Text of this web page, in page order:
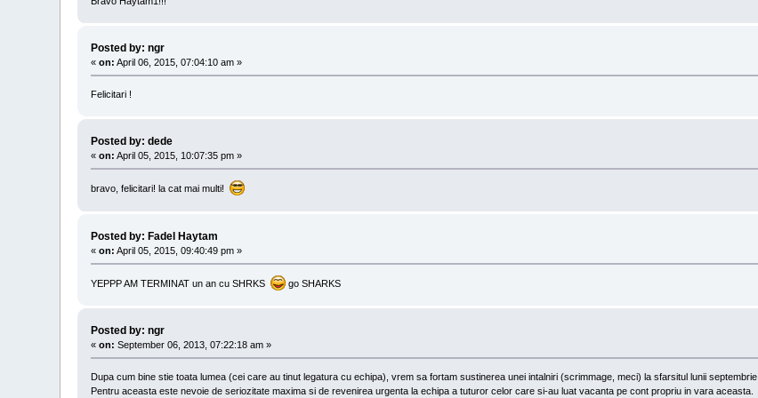
Posted by: ngr
«on: April 06, 2015, 07:04:10 am »
Felicitari !
Posted by: dede
«on: April 05, 2015, 10:07:35 pm »
bravo, felicitari! la cat mai multi!
Posted by: Fadel Haytam
«on: April 05, 2015, 09:40:49 pm »
YEPPP AM TERMINAT un an cu SHRKS go SHARKS
Posted by: ngr
«on: September 06, 2013, 07:22:18 am »
Dupa cum bine stie toata lumea (cei care au tinut legatura cu echipa), vrem sa fortam sustinerea unei intalniri (scrimmage, meci) la sfarsitul lunii septembrie.
Pentru aceasta este nevoie de seriozitate maxima si de revenirea urgenta la echipa a tuturor celor care si-au luat vacanta pe cont propriu in vara aceasta.